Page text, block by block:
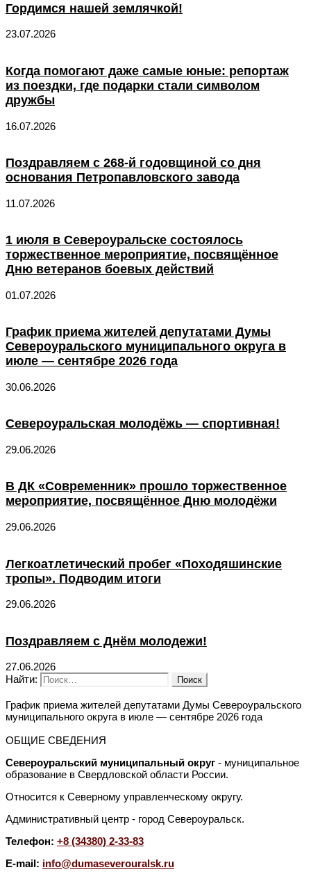
Гордимся нашей землячкой!
23.07.2026
Когда помогают даже самые юные: репортаж
из поездки, где подарки стали символом
дружбы
16.07.2026
Поздравляем с 268-й годовщиной со дня
основания Петропавловского завода
11.07.2026
1 июля в Североуральске состоялось
торжественное мероприятие, посвящённое
Дню ветеранов боевых действий
01.07.2026
График приема жителей депутатами Думы
Североуральского муниципального округа в
июле — сентябре 2026 года
30.06.2026
Североуральская молодёжь — спортивная!
29.06.2026
В ДК «Современник» прошло торжественное
мероприятие, посвящённое Дню молодёжи
29.06.2026
Легкоатлетический пробег «Походяшинские
тропы». Подводим итоги
29.06.2026
Поздравляем с Днём молодежи!
27.06.2026
Найти:
График приема жителей депутатами Думы Североуральского
муниципального округа в июле — сентябре 2026 года
ОБЩИЕ СВЕДЕНИЯ
Североуральский муниципальный округ - муниципальное
образование в Свердловской области России.
Относится к Северному управленческому округу.
Административный центр - город Североуральск.
Телефон: +8 (34380) 2-33-83
E-mail: info@dumaseverouralsk.ru